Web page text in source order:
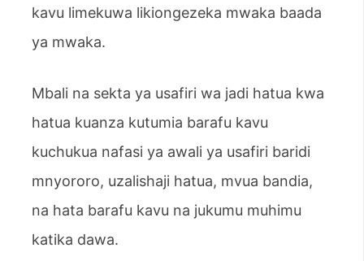
kavu limekuwa likiongezeka mwaka baada
ya mwaka.
Mbali na sekta ya usafiri wa jadi hatua kwa
hatua kuanza kutumia barafu kavu
kuchukua nafasi ya awali ya usafiri baridi
mnyororo, uzalishaji hatua, mvua bandia,
na hata barafu kavu na jukumu muhimu
katika dawa.